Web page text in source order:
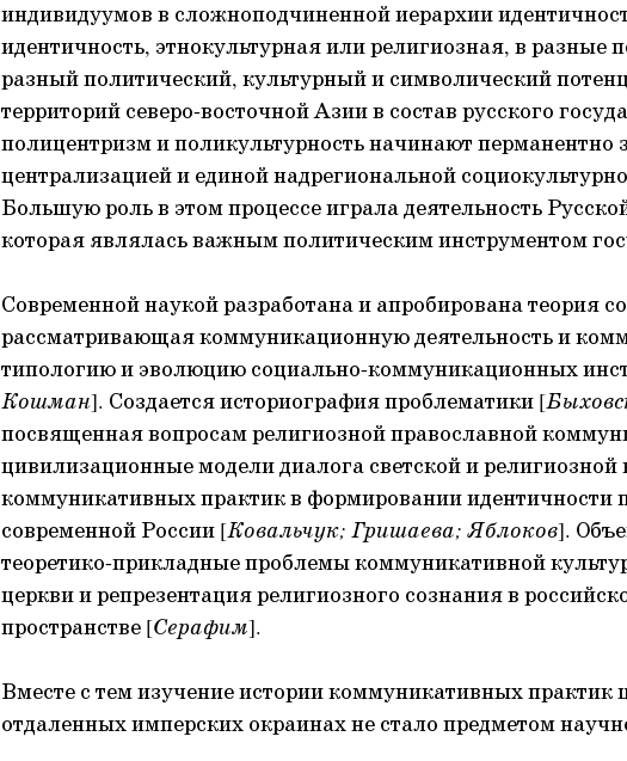
индивидуумов в сложноподчиненной иерархии
идентичность, этнокультурная или религиозная, в разные
разный политический, культурный и символический
территорий северо-восточной Азии в состав русского
полицентризм и поликультурность начинают перманентно
централизацией и единой надрегиональной
Большую роль в этом процессе играла деятельность
которая являлась важным политическим инструментом
Современной наукой разработана и апробирована теория
рассматривающая коммуникационную деятельность и
типологию и эволюцию социально-коммуникационных
Кошман]. Создается историография проблематики [
посвященная вопросам религиозной православной
цивилизационные модели диалога светской и
коммуникативных практик в формировании идентичности
современной России [Ковальчук; Гришаева; Яблоков].
теоретико-прикладные проблемы коммуникативной
церкви и репрезентация религиозного сознания в
пространстве [Серафим].
Вместе с тем изучение истории коммуникативных практик
отдаленных имперских окраинах не стало предметом